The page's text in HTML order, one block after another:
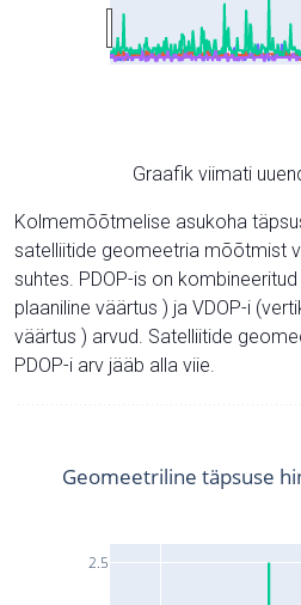
Graafik viimati
Kolmemõõtmelise asukoha
satelliitide geomeetria mõõtmist
suhtes. PDOP-is on
plaaniline väärtus ) ja VDOP-i
väärtus ) arvud. Satelliitide
PDOP-i arv jääb alla viie.
2.5
Geomeetriline täpsuse